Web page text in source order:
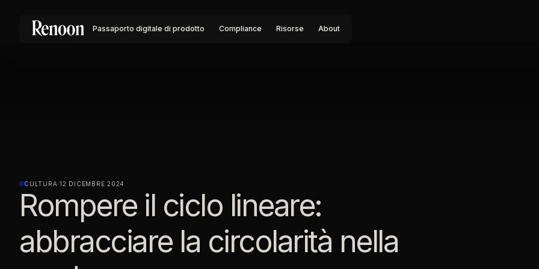
Passaporto digitale di prodotto Compliance Risorse About
CULTURA·12 DICEMBRE 2024
Rompere il ciclo lineare:
abbracciare la circolarità nella